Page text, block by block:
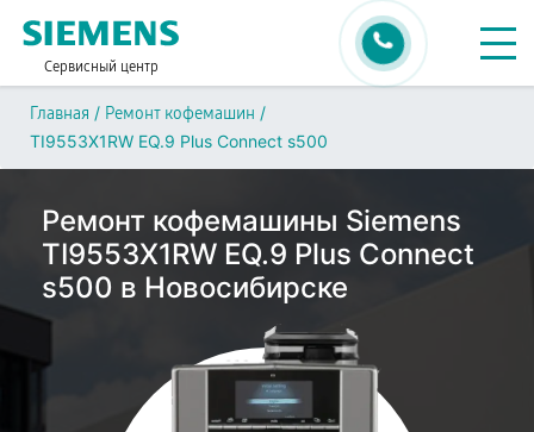
Сервисный центр
Главная / Ремонт кофемашин /
TI9553X1RW EQ.9 Plus Connect s500
Ремонт кофемашины Siemens
TI9553X1RW EQ.9 Plus Connect
s500 в Новосибирске